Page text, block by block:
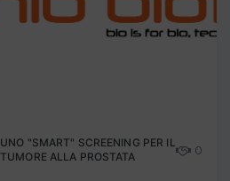
UNO "SMART" SCREENING PER IL
TUMORE ALLA PROSTATA
0